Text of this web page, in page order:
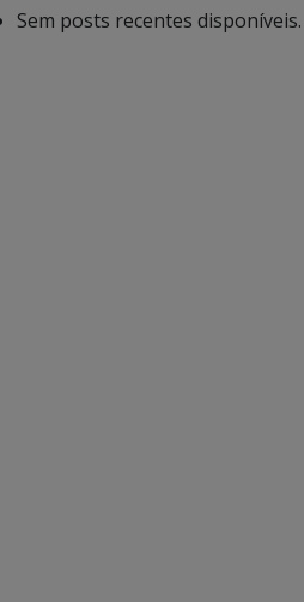
Sem posts recentes disponíveis.